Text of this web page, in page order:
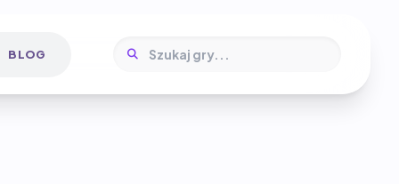
BLOG